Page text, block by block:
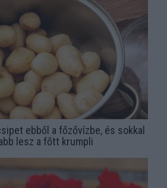
ebből a főzővízbe, és sokkal
lesz a főtt krumpli